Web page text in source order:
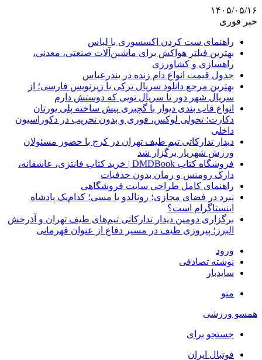
۱۴۰۵/۰۵/۱۶
خبر فوری
راهنمای ست کردن اکسسوری با لباس
بهترین فیلتر هواکش برای ماشین‌آلات صنعتی، معدنی،
راهسازی و کشاورزی
جدول قیمت انواع دام زنده در بندرعباس
بهترین مرجع دانلود سریال ترکی با زیرنویس فارسی؛ از
سریال شهر دور تا سریال تویی که دوستش دارم
انواع قاب بندی دیوار با گچبری پیش ساخته پلی یورتان
دکارت؛ تحولی لوکس، فوری و بدون تخریب در دکوراسیون
داخلی
دیدار تدارکاتی تیم طیف تهران در کرج با حضور مسئولان
ورزش شهریار برگزار شد
فروشگاه کتاب DMDBook | خرید کتاب فانتزی، عاشقانه،
دارک رومنس و رمان بدون حذفیات
راهنمای کامل طراحی سایت فروشگاهی
نبرد در فضای مجازی؛ رونالدو یا مسی؛ کدام‌یک پادشاه
اینستاگرام است؟
برگزاری دومین دیدار تدارکاتی تیم‌های طیف تهران و آذرخش
البرز؛ پیروزی طیف در مسیر دفاع از عنوان قهرمانی
ورود
نوشته تصادفی
سایدبار
منو
همسو ورزشی
جستجو برای
فوتبال ایران